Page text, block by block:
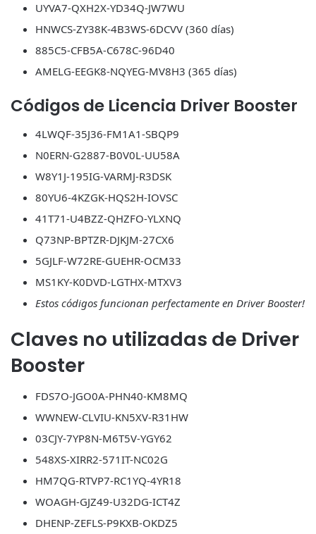
UYVA7-QXH2X-YD34Q-JW7WU
HNWCS-ZY38K-4B3WS-6DCVV (360 días)
885C5-CFB5A-C678C-96D40
AMELG-EEGK8-NQYEG-MV8H3 (365 días)
Códigos de Licencia Driver Booster
4LWQF-35J36-FM1A1-SBQP9
N0ERN-G2887-B0V0L-UU58A
W8Y1J-195IG-VARMJ-R3DSK
80YU6-4KZGK-HQS2H-IOVSC
41T71-U4BZZ-QHZFO-YLXNQ
Q73NP-BPTZR-DJKJM-27CX6
5GJLF-W72RE-GUEHR-OCM33
MS1KY-K0DVD-LGTHX-MTXV3
Estos códigos funcionan perfectamente en Driver Booster!
Claves no utilizadas de Driver
Booster
FDS7O-JGO0A-PHN40-KM8MQ
WWNEW-CLVIU-KN5XV-R31HW
03CJY-7YP8N-M6T5V-YGY62
548XS-XIRR2-571IT-NC02G
HM7QG-RTVP7-RC1YQ-4YR18
WOAGH-GJZ49-U32DG-ICT4Z
DHENP-ZEFLS-P9KXB-OKDZ5